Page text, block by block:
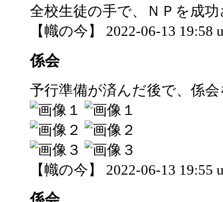
全校生徒の手で、ＮＰを成
【幟の今】 2022-06-13 19:58
係会
予行準備が済んだ後で、係
【幟の今】 2022-06-13 19:55